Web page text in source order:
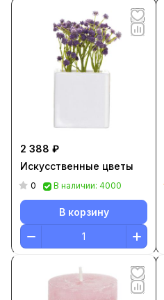
2 388 ₽
Искусственные цветы
0 В наличии: 4000
В корзину